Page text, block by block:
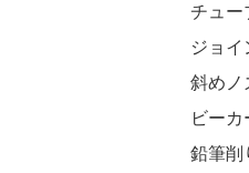
チュー
ジョイ
斜めノ
ビーカ
鉛筆削